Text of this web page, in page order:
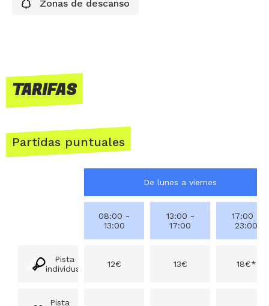
Zonas de descanso
TARIFAS
Partidas puntuales
De lunes a viernes
08:00 -
13:00
13:00 -
17:00
17:00 -
23:00
Pista
individual
12€ 13€ 18€*
Pista